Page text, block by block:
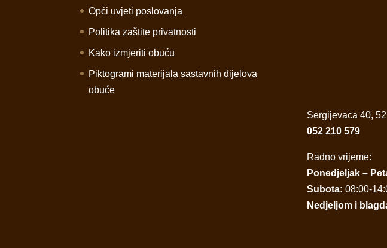
Opći uvjeti poslovanja
Politika zaštite privatnosti
Kako izmjeriti obuću
Piktogrami materijala sastavnih dijelova
obuće
Sergijevaca 40,
052 210 579
Radno vrijeme:
Ponedjeljak –
Subota: 08:00-
Nedjeljom i